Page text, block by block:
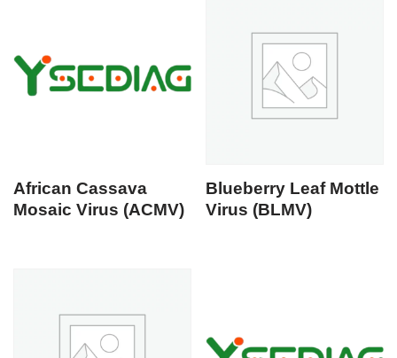
African Cassava
Mosaic Virus (ACMV)
Blueberry Leaf Mottle
Virus (BLMV)